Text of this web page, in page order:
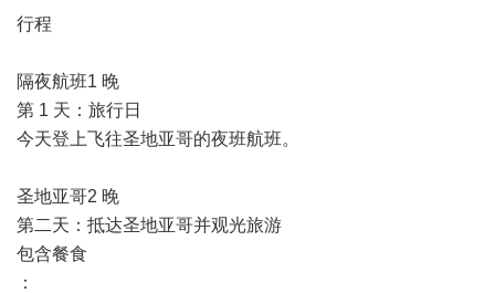
行程
隔夜航班1 晚
第 1 天：旅行日
今天登上飞往圣地亚哥的夜班航班。
圣地亚哥2 晚
第二天：抵达圣地亚哥并观光旅游
包含餐食
：